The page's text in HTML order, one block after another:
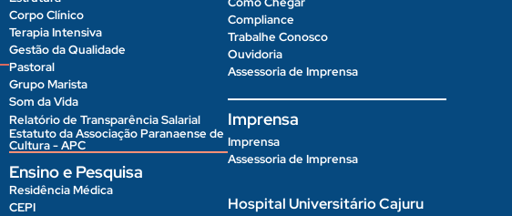
Corpo Clínico
Terapia Intensiva
Gestão da Qualidade
Pastoral
Grupo Marista
Som da Vida
Relatório de Transparência Salarial
Estatuto da Associação Paranaense de
Cultura - APC
Ensino e Pesquisa
Residência Médica
CEPI
Compliance
Trabalhe Conosco
Ouvidoria
Assessoria de Imprensa
Imprensa
Imprensa
Assessoria de Imprensa
Hospital Universitário Cajuru